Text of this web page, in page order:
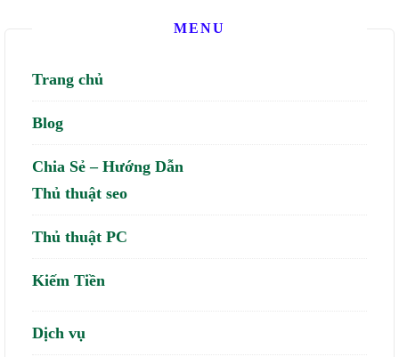
MENU
Trang chủ
Blog
Chia Sẻ – Hướng Dẫn
Thủ thuật seo
Thủ thuật PC
Kiếm Tiền
Dịch vụ